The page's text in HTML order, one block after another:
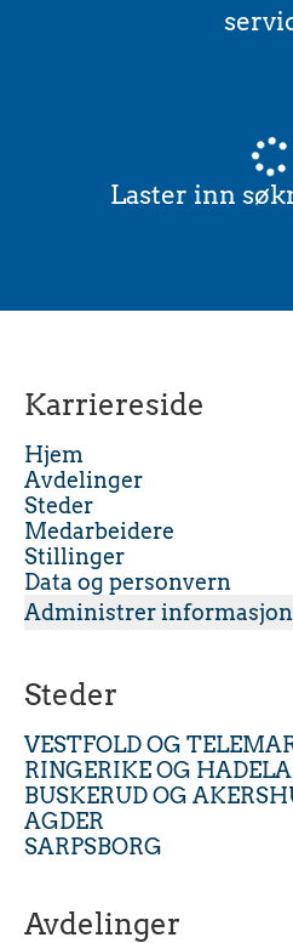
Laster inn
Karriereside
Hjem
Avdelinger
Steder
Medarbeidere
Stillinger
Data og personvern
Administrer
Steder
VESTFOLD OG
RINGERIKE OG
BUSKERUD OG
AGDER
SARPSBORG
Avdelinger